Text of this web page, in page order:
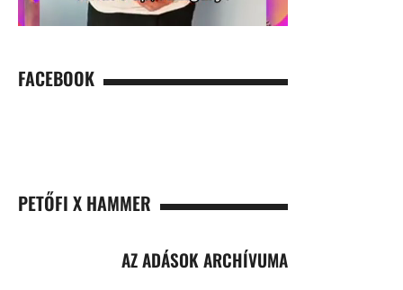
FACEBOOK
PETŐFI X HAMMER
AZ ADÁSOK ARCHÍVUMA